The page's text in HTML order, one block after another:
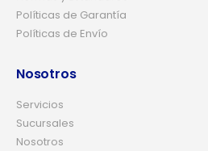
Políticas de Garantía
Políticas de Envío
Nosotros
Servicios
Sucursales
Nosotros